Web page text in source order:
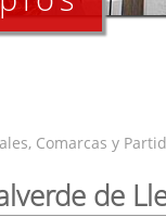
Comarcas y
de